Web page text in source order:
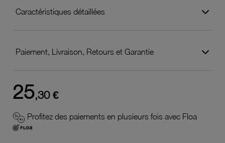
Caractéristiques détaillées
Paiement, Livraison, Retours et Garantie
25,30 €
Profitez des paiements en plusieurs fois avec Floa